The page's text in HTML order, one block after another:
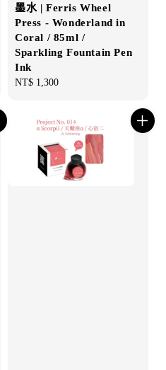
墨水 | Ferris Wheel
Press - Wonderland in
Coral / 85ml /
Sparkling Fountain Pen
Ink
Regular
NT$ 1,300